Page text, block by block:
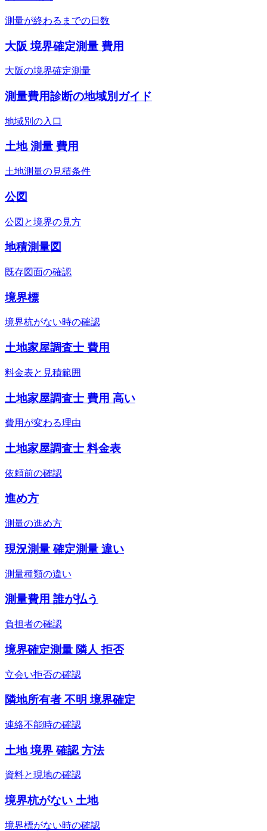
測量が終わるまでの日数
大阪 境界確定測量 費用
大阪の境界確定測量
測量費用診断の地域別ガイド
地域別の入口
土地 測量 費用
土地測量の見積条件
公図
公図と境界の見方
地積測量図
既存図面の確認
境界標
境界杭がない時の確認
土地家屋調査士 費用
料金表と見積範囲
土地家屋調査士 費用 高い
費用が変わる理由
土地家屋調査士 料金表
依頼前の確認
進め方
測量の進め方
現況測量 確定測量 違い
測量種類の違い
測量費用 誰が払う
負担者の確認
境界確定測量 隣人 拒否
立会い拒否の確認
隣地所有者 不明 境界確定
連絡不能時の確認
土地 境界 確認 方法
資料と現地の確認
境界杭がない 土地
境界標がない時の確認